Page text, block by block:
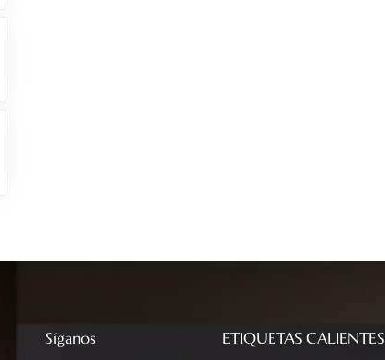
Síganos ETIQUETAS CALIENTES